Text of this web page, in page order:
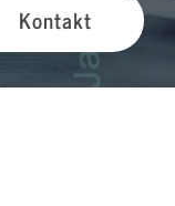
Kontakt